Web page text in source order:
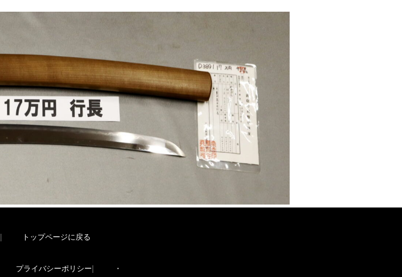
トップページに戻る
プライバシーポリシー ・